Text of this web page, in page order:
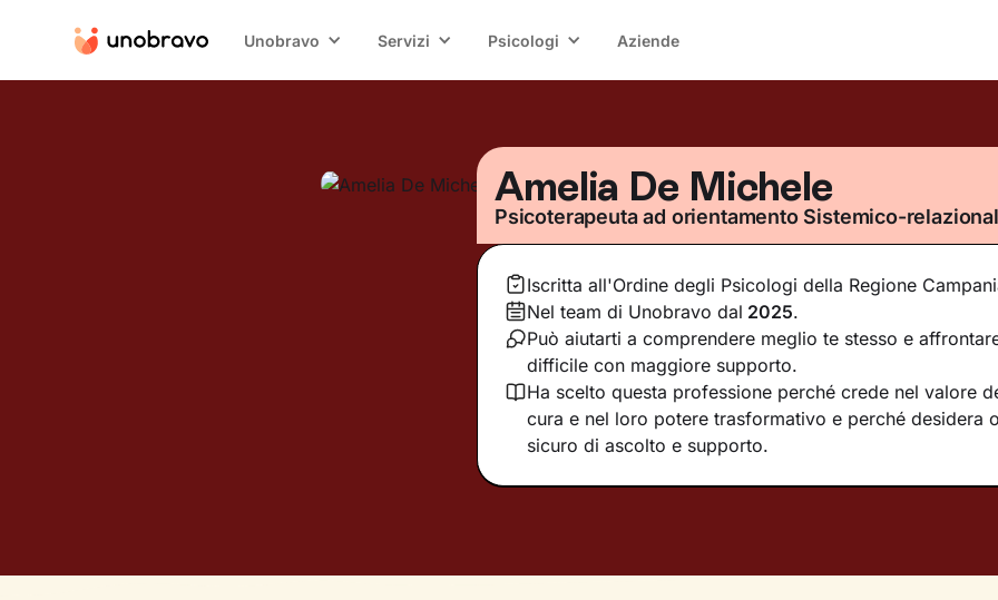
Unobravo Servizi Psicologi Aziende
Amelia De Michele
Psicoterapeuta ad orientamento Sistemico-
Iscritta all'Ordine degli Psicologi della Regione
Nel team di Unobravo dal 2025.
Può aiutarti a comprendere meglio te stesso e
difficile con maggiore supporto.
Ha scelto questa professione perché crede nel valore
cura e nel loro potere trasformativo e perché desidera
sicuro di ascolto e supporto.